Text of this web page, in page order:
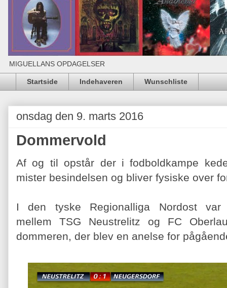
MIGUELLANS OPDAGELSER
Startside Indehaveren Wunschliste
onsdag den 9. marts 2016
Dommervold
Af og til opstår der i fodboldkampe
mister besindelsen og bliver fysiske over
I den tyske Regionalliga Nordost
mellem TSG Neustrelitz og FC
dommeren, der blev en anelse for